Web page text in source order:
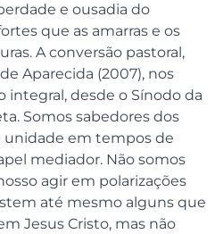
e ousadia do
que as amarras e os
A conversão pastoral,
Aparecida (2007), nos
integral, desde o Sínodo da
Somos sabedores dos
unidade em tempos de
mediador. Não somos
agir em polarizações
até mesmo alguns que
Jesus Cristo, mas não